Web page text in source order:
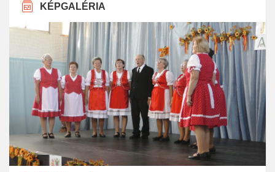
KÉPGALÉRIA